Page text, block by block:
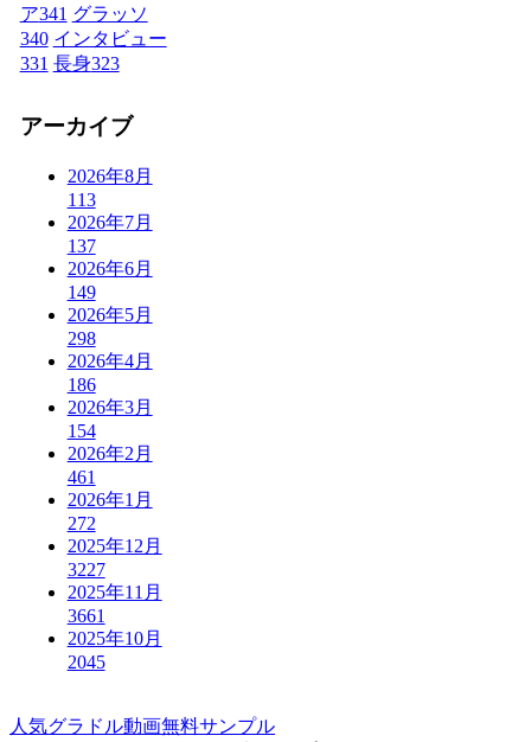
ア341 グラッソ
340 インタビュー
331 長身323
アーカイブ
2026年8月
113
2026年7月
137
2026年6月
149
2026年5月
298
2026年4月
186
2026年3月
154
2026年2月
461
2026年1月
272
2025年12月
3227
2025年11月
3661
2025年10月
2045
人気グラドル動画無料サンプル